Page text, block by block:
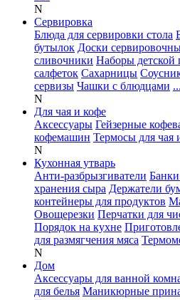
N
Сервировка
Блюда для сервировки стола
бутылок Доски
сливочники Наборы детской
салфеток Сахарницы
сервизы Чашки с блюдцами
N
Для чая и кофе
Аксессуары Гейзерные
кофемашин Термосы для чая
N
Кухонная утварь
Анти-разбрызгиватели
хранения сыра Держатели
контейнеры для продуктов
Овощерезки Перчатки для
Порядок на кухне
для размягчения мяса
N
Дом
Аксессуары для ванной
для белья Маникюрные